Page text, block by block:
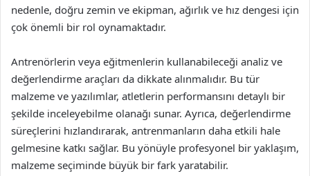
nedenle, doğru zemin ve ekipman, ağırlık ve hız dengesi için
çok önemli bir rol oynamaktadır.
Antrenörlerin veya eğitmenlerin kullanabileceği analiz ve
değerlendirme araçları da dikkate alınmalıdır. Bu tür
malzeme ve yazılımlar, atletlerin performansını detaylı bir
şekilde inceleyebilme olanağı sunar. Ayrıca, değerlendirme
süreçlerini hızlandırarak, antrenmanların daha etkili hale
gelmesine katkı sağlar. Bu yönüyle profesyonel bir yaklaşım,
malzeme seçiminde büyük bir fark yaratabilir.